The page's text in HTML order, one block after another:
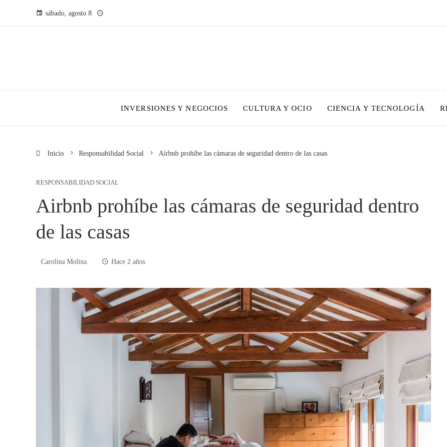
sábado, agosto 8
INVERSIONES Y NEGOCIOS CULTURA Y OCIO CIENCIA Y TECNOLOGÍA
Inicio Responsabilidad Social Airbnb prohíbe las cámaras de seguridad dentro de las casas
RESPONSABILIDAD SOCIAL
Airbnb prohíbe las cámaras de seguridad dentro
de las casas
Carolina Molina Hace 2 años